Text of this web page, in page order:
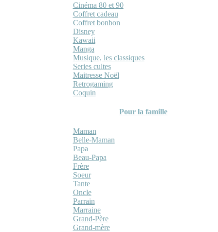
Cinéma 80 et 90
Coffret cadeau
Coffret bonbon
Disney
Kawaii
Manga
Musique, les classiques
Series cultes
Maitresse Noël
Retrogaming
Coquin
Pour la famille
Maman
Belle-Maman
Papa
Beau-Papa
Frère
Soeur
Tante
Oncle
Parrain
Marraine
Grand-Père
Grand-mère